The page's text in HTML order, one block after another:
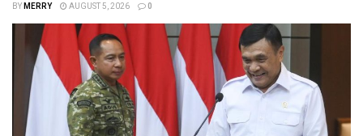
BYMERRY AUGUST 5, 2026 0